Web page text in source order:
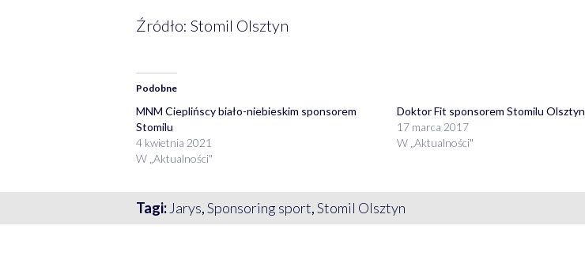
Źródło: Stomil Olsztyn
Podobne
MNM Cieplińscy biało-niebieskim sponsorem
Stomilu
4 kwietnia 2021
W „Aktualności"
Doktor Fit sponsorem Stomilu Olsztyn
17 marca 2017
W „Aktualności"
Tagi: Jarys,Sponsoring sport,Stomil Olsztyn